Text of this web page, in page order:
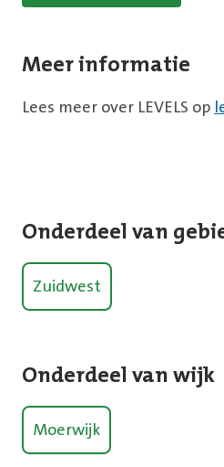
Meer informatie
Lees meer over LEVELS op
Onderdeel van
Zuidwest
Onderdeel van wijk
Moerwijk